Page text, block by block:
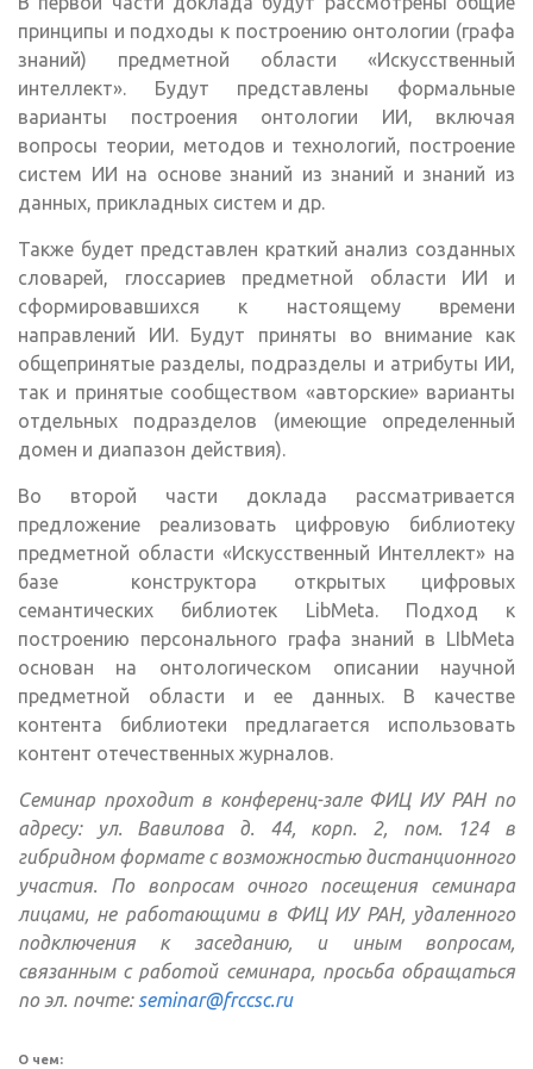
принципы и подходы к построению онтологии (графа
знаний) предметной области «Искусственный
интеллект». Будут представлены формальные
варианты построения онтологии ИИ, включая
вопросы теории, методов и технологий, построение
систем ИИ на основе знаний из знаний и знаний из
данных, прикладных систем и др.
Также будет представлен краткий анализ созданных
словарей, глоссариев предметной области ИИ и
сформировавшихся к настоящему времени
направлений ИИ. Будут приняты во внимание как
общепринятые разделы, подразделы и атрибуты ИИ,
так и принятые сообществом «авторские» варианты
отдельных подразделов (имеющие определенный
домен и диапазон действия).
Во второй части доклада рассматривается
предложение реализовать цифровую библиотеку
предметной области «Искусственный Интеллект» на
базе конструктора открытых цифровых
семантических библиотек LibMeta. Подход к
построению персонального графа знаний в LIbMeta
основан на онтологическом описании научной
предметной области и ее данных. В качестве
контента библиотеки предлагается использовать
контент отечественных журналов.
Семинар проходит в конференц-зале ФИЦ ИУ РАН по
адресу: ул. Вавилова д. 44, корп. 2, пом. 124 в
гибридном формате с возможностью дистанционного
участия. По вопросам очного посещения семинара
лицами, не работающими в ФИЦ ИУ РАН, удаленного
подключения к заседанию, и иным вопросам,
связанным с работой семинара, просьба обращаться
по эл. почте: seminar@frccsc.ru
О чем: